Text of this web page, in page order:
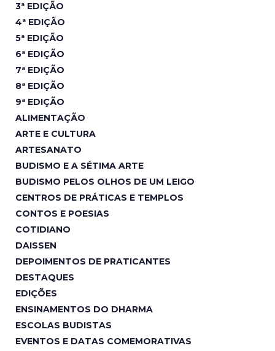
3ª EDIÇÃO
4ª EDIÇÃO
5ª EDIÇÃO
6ª EDIÇÃO
7ª EDIÇÃO
8ª EDIÇÃO
9ª EDIÇÃO
ALIMENTAÇÃO
ARTE E CULTURA
ARTESANATO
BUDISMO E A SÉTIMA ARTE
BUDISMO PELOS OLHOS DE UM LEIGO
CENTROS DE PRÁTICAS E TEMPLOS
CONTOS E POESIAS
COTIDIANO
DAISSEN
DEPOIMENTOS DE PRATICANTES
DESTAQUES
EDIÇÕES
ENSINAMENTOS DO DHARMA
ESCOLAS BUDISTAS
EVENTOS E DATAS COMEMORATIVAS